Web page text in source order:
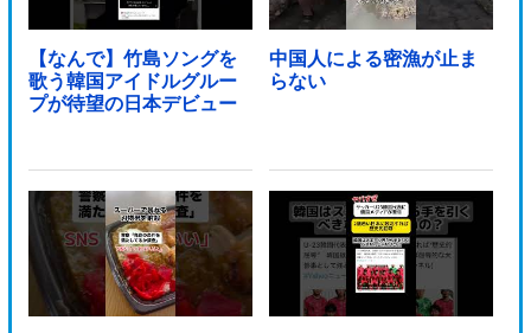
【なんで】竹島ソングを
歌う韓国アイドルグルー
プが待望の日本デビュー
中国人による密漁が止ま
らない